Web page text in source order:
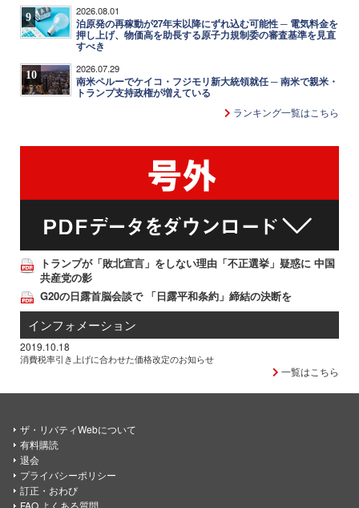
9 2026.08.01
泊原発の再稼動が27年末以降にずれ込む可能性 ─ 電気料金を
押し上げ、物価高を助長する原子力規制委の審査基準を見直
すべき
10 2026.07.29
南米ペルーでケイコ・フジモリ新大統領就任 ─ 南米で親米・
トランプ支持政権が増えている
ランキング一覧はこちら
トランプが「敗北宣言」をしない理由「不正選挙」疑惑に 中国
共産党の影
G20の日露首脳会談で 「日露平和条約」締結の決断を
インフォメーション
2019.10.18
消費税率引き上げに合わせた価格改定のお知らせ
一覧はこちら
ザ・リバティWebについて
有料購読
退会
プライバシーポリシー
訂正・おわび
FAQ よくある質問